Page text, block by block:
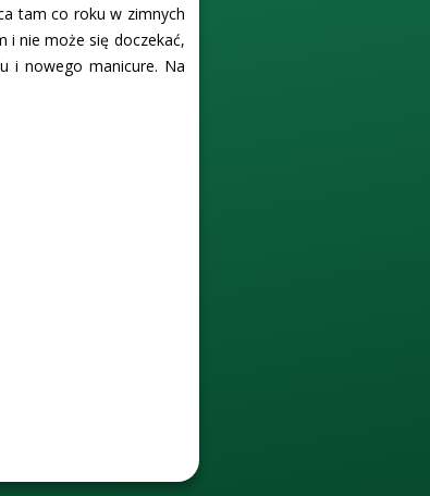
tam co roku w zimnych
i nie może się doczekać,
i nowego manicure. Na